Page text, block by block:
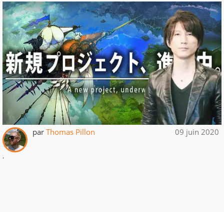
par Thomas Pillon 09 juin 2020
.